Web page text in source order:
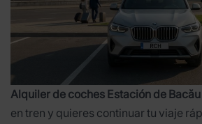
Alquiler de coches Estación de Bacău
en tren y quieres continuar tu viaje